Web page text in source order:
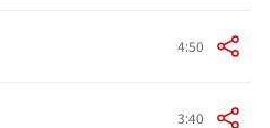
4:50
3:40